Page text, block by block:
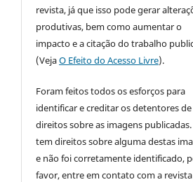
revista, já que isso pode gerar
produtivas, bem como aumentar o
impacto e a citação do trabalho
(VejaO Efeito do Acesso Livre).
Foram feitos todos os esforços para
identificar e creditar os detentores de
direitos sobre as imagens publicadas.
tem direitos sobre alguma destas
e não foi corretamente identificado,
favor, entre em contato com a revista